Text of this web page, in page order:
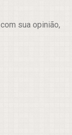
com sua opinião,